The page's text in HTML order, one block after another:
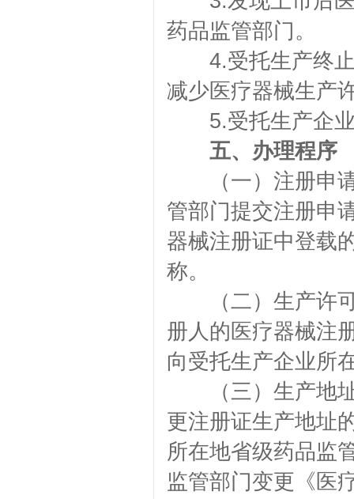
药品监管部门。
4.受托生产终止
减少医疗器械生产
5.受托生产企业
五、办理程序
（一）注册申请
管部门提交注册申
器械注册证中登载
称。
（二）生产许可
册人的医疗器械注
向受托生产企业所
（三）生产地址
更注册证生产地址
所在地省级药品监
监管部门变更《医